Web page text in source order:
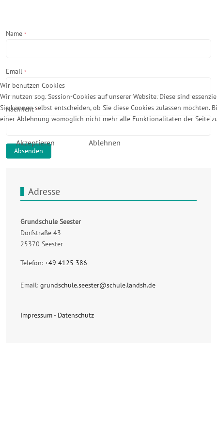
Name *
Email *
Nachricht*
Absenden
Adresse
Grundschule Seester
Dorfstraße 43
25370 Seester
Telefon: +49 4125 386
Email: grundschule.seester@schule.landsh.de
Impressum- Datenschutz
Wir benutzen Cookies
Wir nutzen sog. Session-Cookies auf unserer Website. Diese sind
Sie können selbst entscheiden, ob Sie diese Cookies zulassen möchten.
einer Ablehnung womöglich nicht mehr alle Funktionalitäten der Seite
Akzeptieren Ablehnen